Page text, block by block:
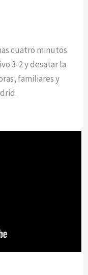
cuatro minutos
3-2 y desatar la
familiares y